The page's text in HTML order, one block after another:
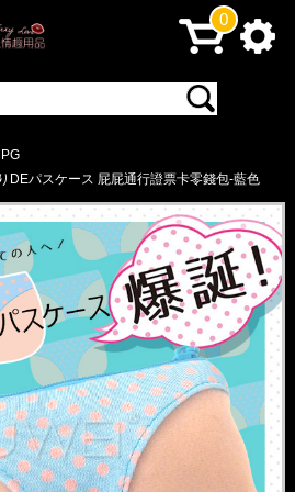
DEパスケース 屁屁通行證票卡零錢包-藍色
0